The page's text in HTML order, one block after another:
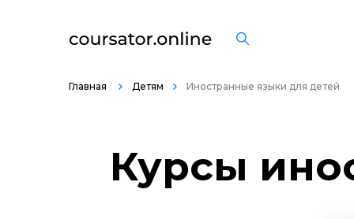
Главная Детям
Иностранные языки для детей
Курсы